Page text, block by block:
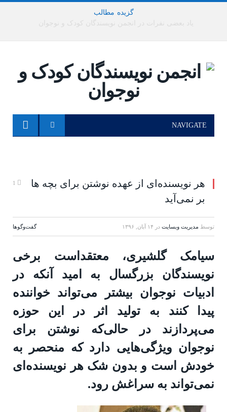
گزیده مطالب
NAVIGATE
هر نویسنده‌ای از عهده نوشتن برای بچه ها
بر نمی‌آید
توسط مدیریت وبسایت در ۱۴ آبان, ۱۳۹۶ گفت‌وگوها
سیامک گلشیری، معتقداست برخی
نویسندگان بزرگسال به امید آنکه در
ادبیات نوجوان بیشتر می‌تواند خواننده
پیدا کنند به تولید اثر در این حوزه
می‌پردازند در حالی‌که نوشتن برای
نوجوان ویژگی‌هایی دارد که منحصر به
خودش است و بدون شک هر نویسنده‌ای
نمی‌تواند به سراغش رود.